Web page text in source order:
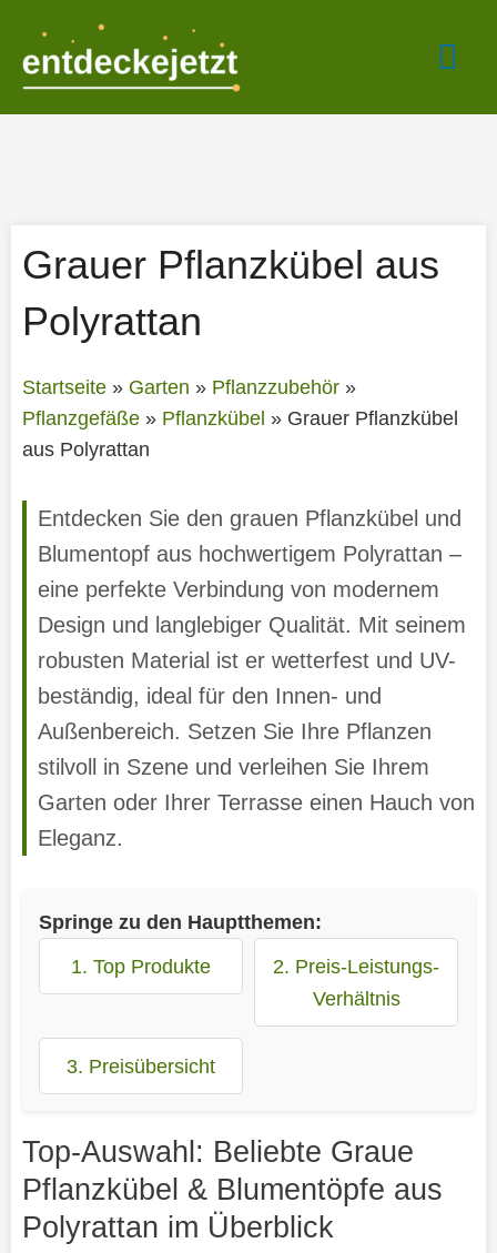
springen
Grauer Pflanzkübel aus
Polyrattan
Startseite» Garten » Pflanzzubehör»
Pflanzgefäße» Pflanzkübel » Grauer Pflanzkübel
aus Polyrattan
Entdecken Sie den grauen Pflanzkübel und
Blumentopf aus hochwertigem Polyrattan –
eine perfekte Verbindung von modernem
Design und langlebiger Qualität. Mit seinem
robusten Material ist er wetterfest und UV-
beständig, ideal für den Innen- und
Außenbereich. Setzen Sie Ihre Pflanzen
stilvoll in Szene und verleihen Sie Ihrem
Garten oder Ihrer Terrasse einen Hauch von
Eleganz.
Springe zu den Hauptthemen:
1. Top Produkte
2. Preis-Leistungs-
Verhältnis
3. Preisübersicht
Top-Auswahl: Beliebte Graue
Pflanzkübel & Blumentöpfe aus
Polyrattan im Überblick